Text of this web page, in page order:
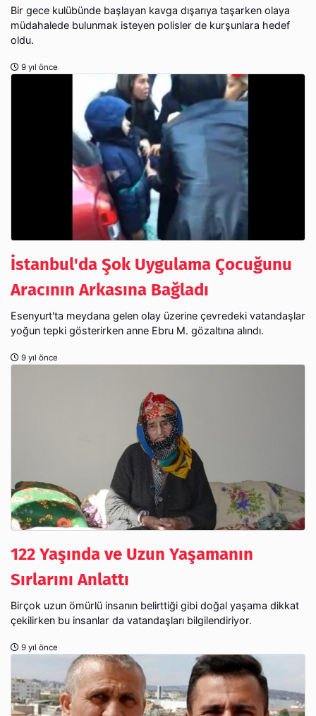
Bir gece kulübünde başlayan kavga dışarıya taşarken olaya
müdahalede bulunmak isteyen polisler de kurşunlara hedef
oldu.
9 yıl önce
İstanbul'da Şok Uygulama Çocuğunu
Aracının Arkasına Bağladı
Esenyurt'ta meydana gelen olay üzerine çevredeki vatandaşlar
yoğun tepki gösterirken anne Ebru M. gözaltına alındı.
9 yıl önce
122 Yaşında ve Uzun Yaşamanın
Sırlarını Anlattı
Birçok uzun ömürlü insanın belirttiği gibi doğal yaşama dikkat
çekilirken bu insanlar da vatandaşları bilgilendiriyor.
9 yıl önce